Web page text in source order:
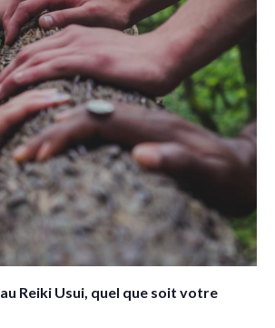
au Reiki Usui, quel que soit votre